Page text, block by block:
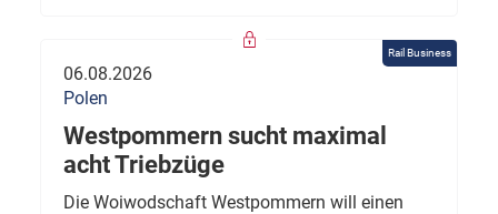
Rail Business
06.08.2026
Polen
Westpommern sucht maximal
acht Triebzüge
Die Woiwodschaft Westpommern will einen